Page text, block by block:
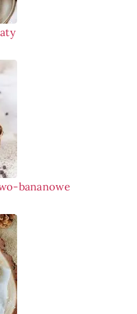
bananowe